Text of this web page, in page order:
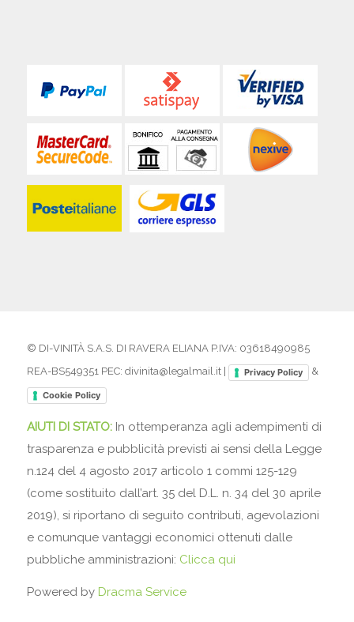
© DI-VINITÀ S.A.S. DI RAVERA ELIANA P.IVA: 03618490985
REA-BS549351 PEC: divinita@legalmail.it |
Privacy Policy &
Cookie Policy
AIUTI DI STATO: In ottemperanza agli adempimenti di
trasparenza e pubblicità previsti ai sensi della Legge
n.124 del 4 agosto 2017 articolo 1 commi 125-129
(come sostituito dall’art. 35 del D.L. n. 34 del 30 aprile
2019), si riportano di seguito contributi, agevolazioni
e comunque vantaggi economici ottenuti dalle
pubbliche amministrazioni: Clicca qui
Powered by Dracma Service